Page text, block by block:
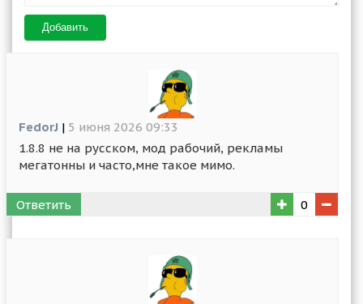
Добавить
FedorJ | 5 июня 2026 09:33
1.8.8 не на русском, мод рабочий, рекламы
мегатонны и часто,мне такое мимо.
Ответить 0